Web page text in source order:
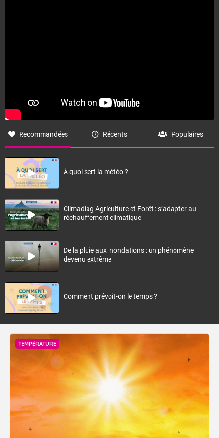
Recommandées Récents Populaires
À quoi sert la météo ?
Climadiag Agriculture et Forêt : s’adapter au
réchauffement climatique
De la pluie aux inondations : un phénomène
devenu extrême
Comment prévoit-on le temps ?
TEMPÉRATURE